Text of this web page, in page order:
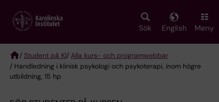
main
Sök English Meny
Breadcrumb
/ Student på KI/ Alla kurs- och programwebbar
/ Handledning i klinisk psykologi och psykoterapi, inom högre
utbildning, 15 hp